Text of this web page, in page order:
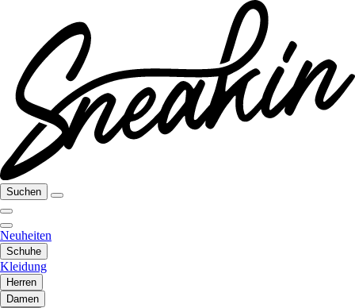
Suchen
Neuheiten
Schuhe
Kleidung
Herren
Damen